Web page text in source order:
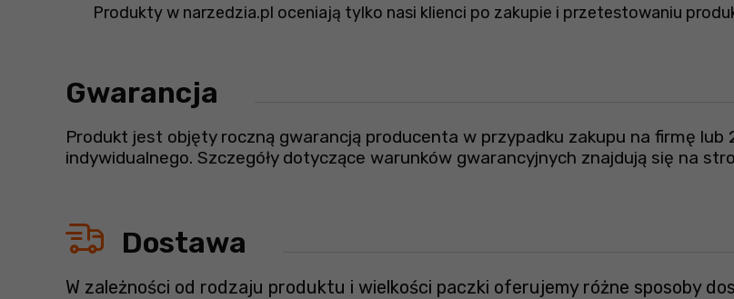
Produkty w narzedzia.pl oceniają tylko nasi klienci po zakupie i przetestowaniu
Gwarancja
Produkt jest objęty roczną gwarancją producenta w przypadku zakupu na firmę
indywidualnego. Szczegóły dotyczące warunków gwarancyjnych znajdują się na
Dostawa
W zależności od rodzaju produktu i wielkości paczki oferujemy różne sposoby